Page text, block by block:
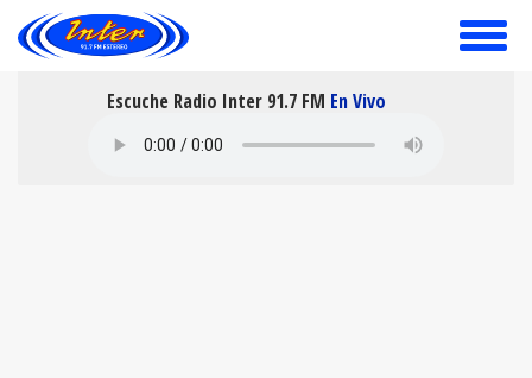
toggle
Escuche Radio Inter 91.7 FM En Vivo